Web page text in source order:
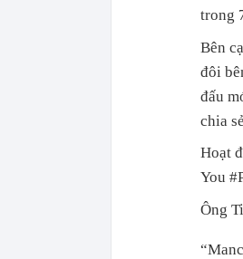
trong
Bên
đôi
đấu
chia
Hoạt
You
Ông